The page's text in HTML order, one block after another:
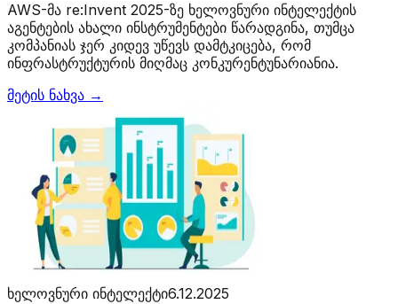
AWS-მა re:Invent 2025-ზე ხელოვნური ინტელექტის
აგენტების ახალი ინსტრუმენტები წარადგინა, თუმცა
კომპანიას ჯერ კიდევ უწევს დამტკიცება, რომ
ინფრასტრუქტურის მიღმაც კონკურენტუნარიანია.
მეტის ნახვა →
ხელოვნური ინტელექტი6.12.2025